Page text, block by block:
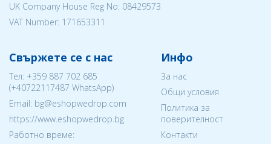
UK Company House Reg No: 08429573
VAT Number: 171653311
Свържете се с нас
Тел: +359 887 702 685
(+40722117487 WhatsApp)
Email: bg@eshopwedrop.com
https://www.eshopwedrop.bg
Работно време:
Инфо
За нас
Общи условия
Политика за
поверителност
Контакти